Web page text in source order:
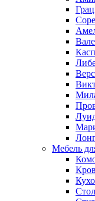
Мебель